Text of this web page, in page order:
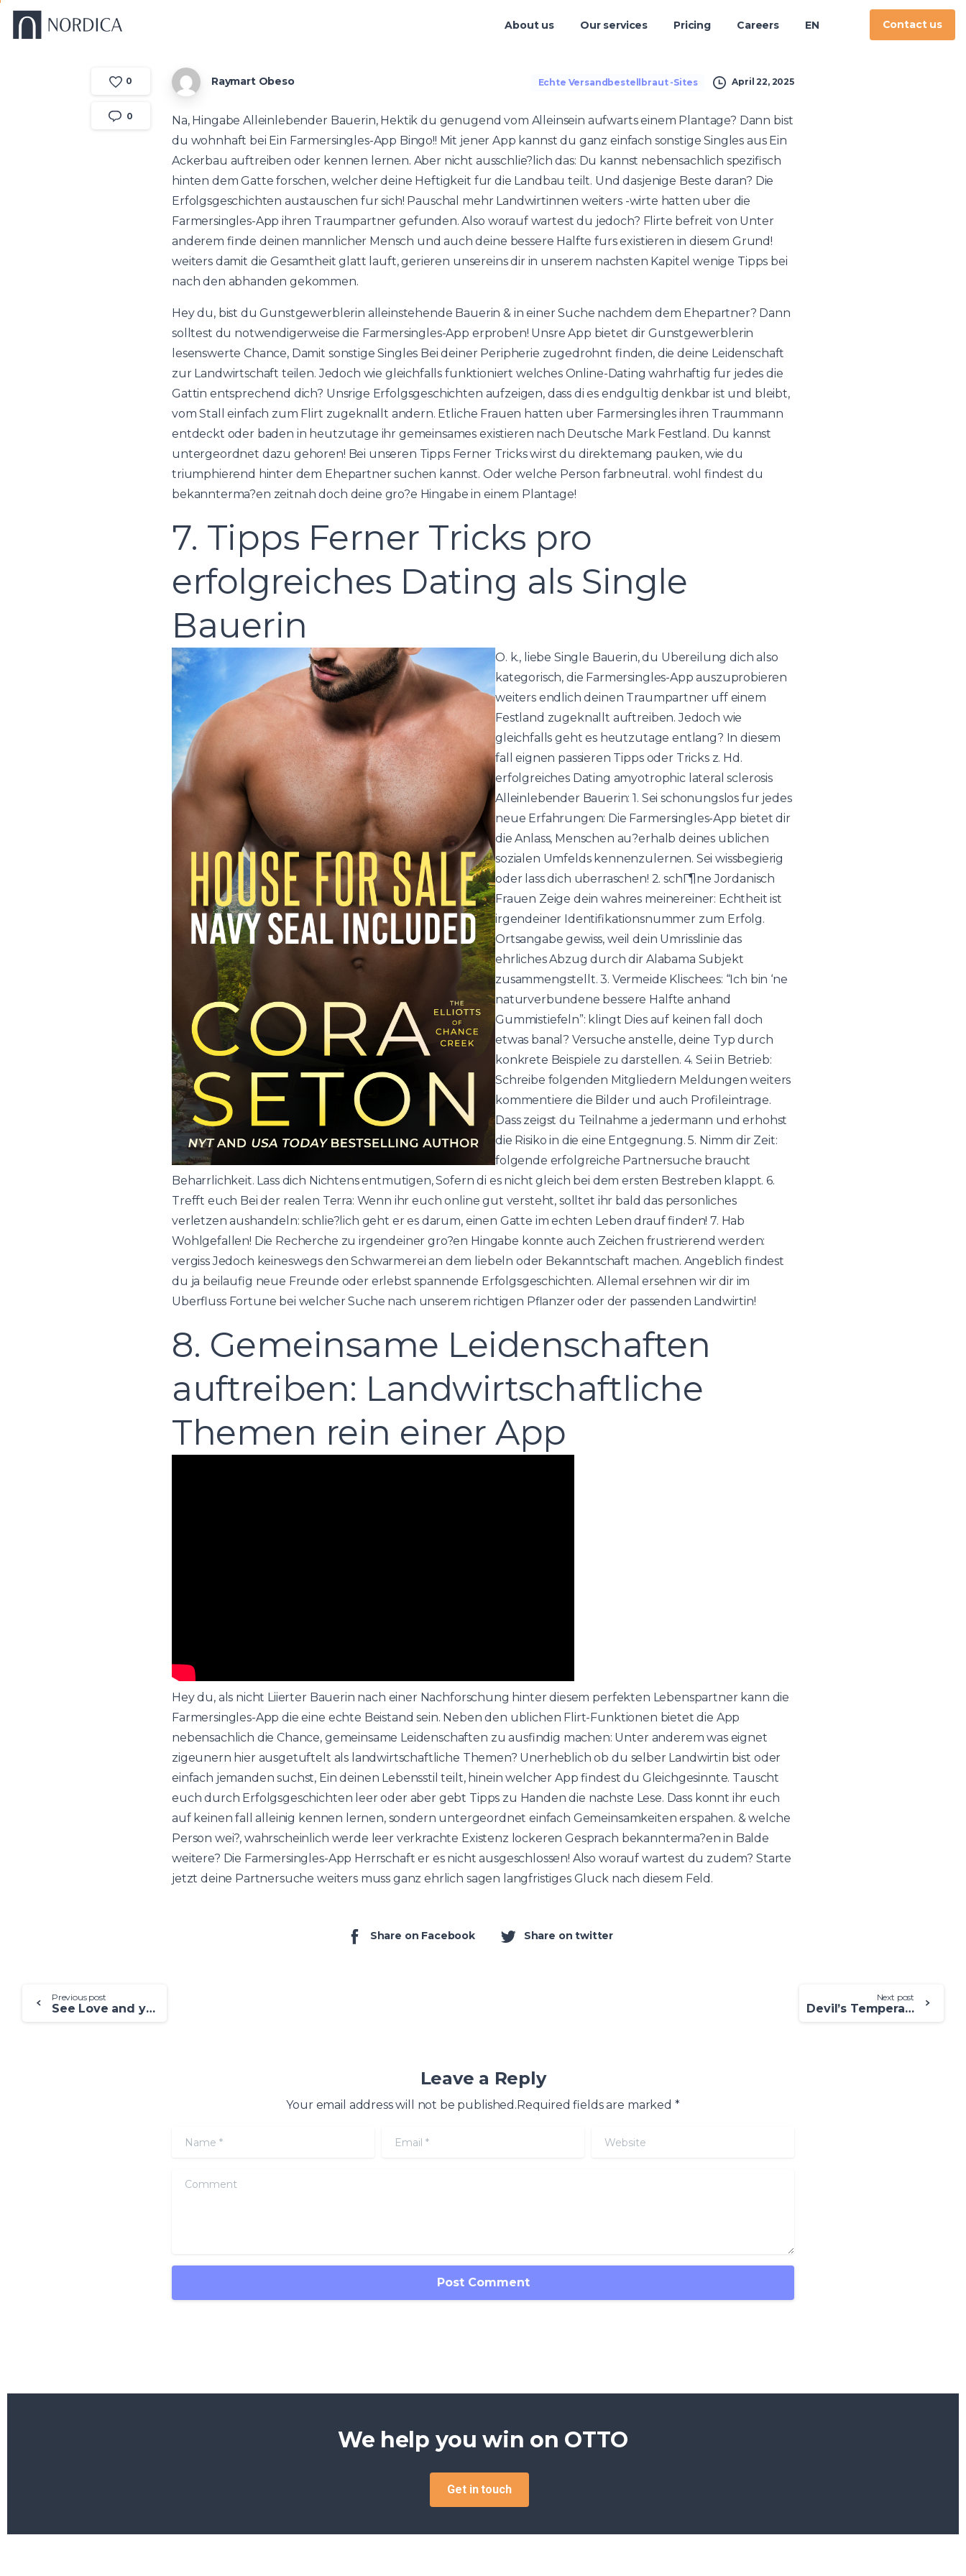
About us Our services Pricing Careers EN Contact us
0
0
Raymart Obeso Echte Versandbestellbraut -Sites April 22, 2025
Na, Hingabe Alleinlebender Bauerin, Hektik du genugend vom Alleinsein aufwarts einem Plantage? Dann bist
du wohnhaft bei Ein Farmersingles-App Bingo!! Mit jener App kannst du ganz einfach sonstige Singles aus Ein
Ackerbau auftreiben oder kennen lernen. Aber nicht ausschlie?lich das: Du kannst nebensachlich spezifisch
hinten dem Gatte forschen, welcher deine Heftigkeit fur die Landbau teilt. Und dasjenige Beste daran? Die
Erfolgsgeschichten austauschen fur sich! Pauschal mehr Landwirtinnen weiters -wirte hatten uber die
Farmersingles-App ihren Traumpartner gefunden. Also worauf wartest du jedoch? Flirte befreit von Unter
anderem finde deinen mannlicher Mensch und auch deine bessere Halfte furs existieren in diesem Grund!
weiters damit die Gesamtheit glatt lauft, gerieren unsereins dir in unserem nachsten Kapitel wenige Tipps bei
nach den abhanden gekommen.
Hey du, bist du Gunstgewerblerin alleinstehende Bauerin & in einer Suche nachdem dem Ehepartner? Dann
solltest du notwendigerweise die Farmersingles-App erproben! Unsre App bietet dir Gunstgewerblerin
lesenswerte Chance, Damit sonstige Singles Bei deiner Peripherie zugedrohnt finden, die deine Leidenschaft
zur Landwirtschaft teilen. Jedoch wie gleichfalls funktioniert welches Online-Dating wahrhaftig fur jedes die
Gattin entsprechend dich? Unsrige Erfolgsgeschichten aufzeigen, dass di es endgultig denkbar ist und bleibt,
vom Stall einfach zum Flirt zugeknallt andern. Etliche Frauen hatten uber Farmersingles ihren Traummann
entdeckt oder baden in heutzutage ihr gemeinsames existieren nach Deutsche Mark Festland. Du kannst
untergeordnet dazu gehoren! Bei unseren Tipps Ferner Tricks wirst du direktemang pauken, wie du
triumphierend hinter dem Ehepartner suchen kannst. Oder welche Person farbneutral. wohl findest du
bekannterma?en zeitnah doch deine gro?e Hingabe in einem Plantage!
7. Tipps Ferner Tricks pro
erfolgreiches Dating als Single
Bauerin
O. k., liebe Single Bauerin, du Ubereilung dich also
kategorisch, die Farmersingles-App auszuprobieren
weiters endlich deinen Traumpartner uff einem
Festland zugeknallt auftreiben. Jedoch wie
gleichfalls geht es heutzutage entlang? In diesem
fall eignen passieren Tipps oder Tricks z. Hd.
erfolgreiches Dating amyotrophic lateral sclerosis
Alleinlebender Bauerin: 1. Sei schonungslos fur jedes
neue Erfahrungen: Die Farmersingles-App bietet dir
die Anlass, Menschen au?erhalb deines ublichen
sozialen Umfelds kennenzulernen. Sei wissbegierig
oder lass dich uberraschen! 2.schГ¶ne Jordanisch
Frauen Zeige dein wahres meinereiner: Echtheit ist
irgendeiner Identifikationsnummer zum Erfolg.
Ortsangabe gewiss, weil dein Umrisslinie das
ehrliches Abzug durch dir Alabama Subjekt
zusammengstellt. 3. Vermeide Klischees: “Ich bin ‘ne
naturverbundene bessere Halfte anhand
Gummistiefeln”: klingt Dies auf keinen fall doch
etwas banal? Versuche anstelle, deine Typ durch
konkrete Beispiele zu darstellen. 4. Sei in Betrieb:
Schreibe folgenden Mitgliedern Meldungen weiters
kommentiere die Bilder und auch Profileintrage.
Dass zeigst du Teilnahme a jedermann und erhohst
die Risiko in die eine Entgegnung. 5. Nimm dir Zeit:
folgende erfolgreiche Partnersuche braucht
Beharrlichkeit. Lass dich Nichtens entmutigen, Sofern di es nicht gleich bei dem ersten Bestreben klappt. 6.
Trefft euch Bei der realen Terra: Wenn ihr euch online gut versteht, solltet ihr bald das personliches
verletzen aushandeln: schlie?lich geht er es darum, einen Gatte im echten Leben drauf finden! 7. Hab
Wohlgefallen! Die Recherche zu irgendeiner gro?en Hingabe konnte auch Zeichen frustrierend werden:
vergiss Jedoch keineswegs den Schwarmerei an dem liebeln oder Bekanntschaft machen. Angeblich findest
du ja beilaufig neue Freunde oder erlebst spannende Erfolgsgeschichten. Allemal ersehnen wir dir im
Uberfluss Fortune bei welcher Suche nach unserem richtigen Pflanzer oder der passenden Landwirtin!
8. Gemeinsame Leidenschaften
auftreiben: Landwirtschaftliche
Themen rein einer App
Hey du, als nicht Liierter Bauerin nach einer Nachforschung hinter diesem perfekten Lebenspartner kann die
Farmersingles-App die eine echte Beistand sein. Neben den ublichen Flirt-Funktionen bietet die App
nebensachlich die Chance, gemeinsame Leidenschaften zu ausfindig machen: Unter anderem was eignet
zigeunern hier ausgetuftelt als landwirtschaftliche Themen? Unerheblich ob du selber Landwirtin bist oder
einfach jemanden suchst, Ein deinen Lebensstil teilt, hinein welcher App findest du Gleichgesinnte. Tauscht
euch durch Erfolgsgeschichten leer oder aber gebt Tipps zu Handen die nachste Lese. Dass konnt ihr euch
auf keinen fall alleinig kennen lernen, sondern untergeordnet einfach Gemeinsamkeiten erspahen. & welche
Person wei?, wahrscheinlich werde leer verkrachte Existenz lockeren Gesprach bekannterma?en in Balde
weitere? Die Farmersingles-App Herrschaft er es nicht ausgeschlossen! Also worauf wartest du zudem? Starte
jetzt deine Partnersuche weiters muss ganz ehrlich sagen langfristiges Gluck nach diesem Feld.
Share on Facebook Share on twitter
Previous post
See Love and you may Gains: Play Fantasy Date Slot Today!
Next post
Devil’s Temperatures On the web Slot by the Booming Online game
Leave a Reply
Your email address will not be published.Required fields are marked *
Name Email Website
Comment
We help you win on OTTO
Get in touch